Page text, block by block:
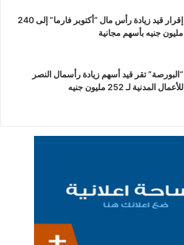
إقرار قيد زيادة رأس مال “أكتوبر فارما” إلى 240
مليون جنيه بأسهم مجانية
“البورصة” تقر قيد أسهم زيادة رأسمال النصر
للأعمال المدنية لـ 252 مليون جنيه